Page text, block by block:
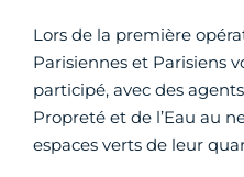
Lors de la première
Parisiennes et Parisiens
participé, avec des
Propreté et de l’Eau au
espaces verts de leur